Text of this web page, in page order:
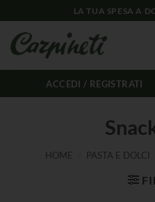
LA TUA SPESA A
ACCEDI / REGISTRATI
HOME PASTA E DOLCI